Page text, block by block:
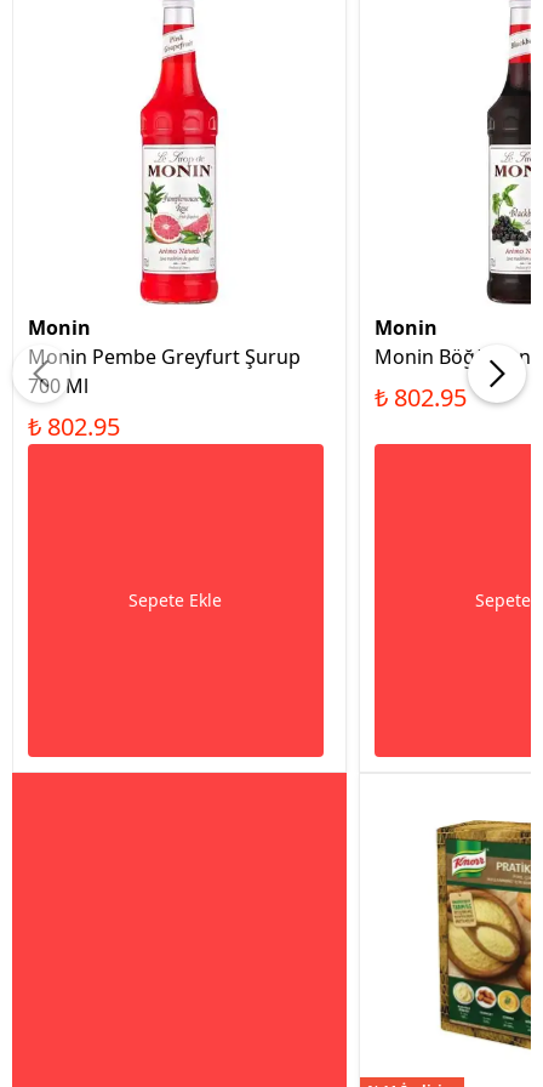
Monin
Monin Pembe Greyfurt Şurup
700 Ml
₺ 802.95
Sepete Ekle
Monin
Monin Böğürtlen
₺ 802.95
Sepete